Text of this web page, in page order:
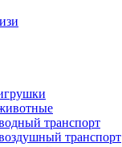
транспорт
транспорт